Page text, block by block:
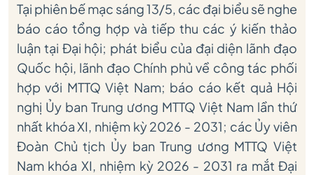
Tại phiên bế mạc sáng 13/5, các đại biểu sẽ nghe
báo cáo tổng hợp và tiếp thu các ý kiến thảo
luận tại Đại hội; phát biểu của đại diện lãnh đạo
Quốc hội, lãnh đạo Chính phủ về công tác phối
hợp với MTTQ Việt Nam; báo cáo kết quả Hội
nghị Ủy ban Trung ương MTTQ Việt Nam lần thứ
nhất khóa XI, nhiệm kỳ 2026 - 2031; các Ủy viên
Đoàn Chủ tịch Ủy ban Trung ương MTTQ Việt
Nam khóa XI, nhiệm kỳ 2026 - 2031 ra mắt Đại